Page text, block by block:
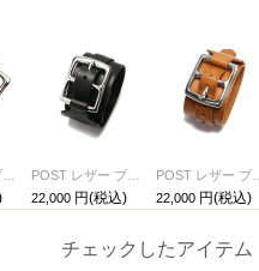
POST レザー ブレスレット 2巻 -ブラウン
POST レザー ブレスレット シングル -ブラック
22,000
POST レザー ブレスレット シングル -ブラウン
22,000
チェックしたアイテム